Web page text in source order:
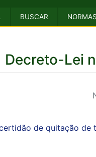
BUSCAR NORMAS
Decreto-Lei
de quitação